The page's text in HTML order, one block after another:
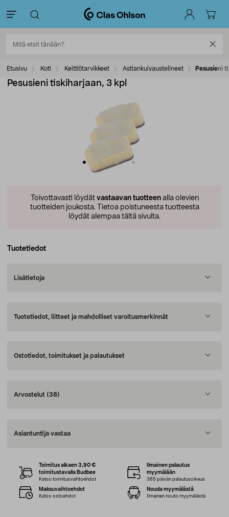
Etusivu Koti Keittiötarvikkeet Astiankuivaustelineet Pesusieni
Pesusieni tiskiharjaan, 3 kpl
Toivottavasti löydät vastaavan tuotteenalla olevien
tuotteiden joukosta. Tietoa poistuneesta tuotteesta
löydät alempaa tältä sivulta.
Tuotetiedot
Lisätietoja
Tuotetiedot, liitteet ja mahdolliset varoitusmerkinnät
Ostotiedot, toimitukset ja palautukset
Arvostelut (38)
Asiantuntija vastaa
Toimitus alkaen 3,90 €
toimitustavalla Budbee
Katso toimitusvaihtoehdot
Ilmainen palautus
myymälään
365 päivän palautusoikeus
Maksuvaihtoehdot
Katso ostoehdot
Nouda myymälästä
Ilmainen nouto myymälästä